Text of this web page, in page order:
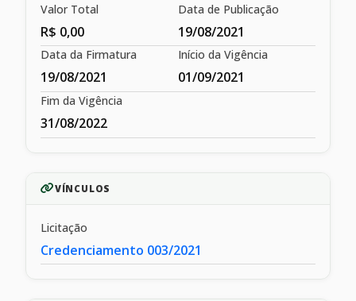
Valor Total
R$ 0,00
Data de Publicação
19/08/2021
Data da Firmatura
19/08/2021
Início da Vigência
01/09/2021
Fim da Vigência
31/08/2022
VÍNCULOS
Licitação
Credenciamento 003/2021